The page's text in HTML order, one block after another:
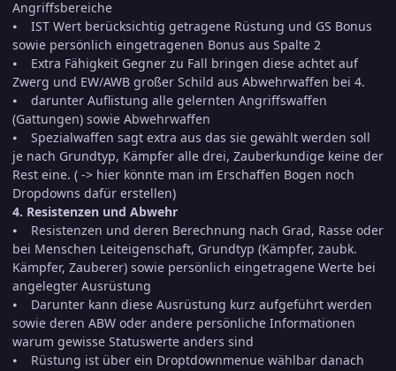
Angriffsbereiche
⦁ IST Wert berücksichtig getragene Rüstung und GS Bonus
sowie persönlich eingetragenen Bonus aus Spalte 2
⦁ Extra Fähigkeit Gegner zu Fall bringen diese achtet auf
Zwerg und EW/AWB großer Schild aus Abwehrwaffen bei 4.
⦁ darunter Auflistung alle gelernten Angriffswaffen
(Gattungen) sowie Abwehrwaffen
⦁ Spezialwaffen sagt extra aus das sie gewählt werden soll
je nach Grundtyp, Kämpfer alle drei, Zauberkundige keine der
Rest eine. ( -> hier könnte man im Erschaffen Bogen noch
Dropdowns dafür erstellen)
4. Resistenzen und Abwehr
⦁ Resistenzen und deren Berechnung nach Grad, Rasse oder
bei Menschen Leiteigenschaft, Grundtyp (Kämpfer, zaubk.
Kämpfer, Zauberer) sowie persönlich eingetragene Werte bei
angelegter Ausrüstung
⦁ Darunter kann diese Ausrüstung kurz aufgeführt werden
sowie deren ABW oder andere persönliche Informationen
warum gewisse Statuswerte anders sind
⦁ Rüstung ist über ein Droptdownmenue wählbar danach